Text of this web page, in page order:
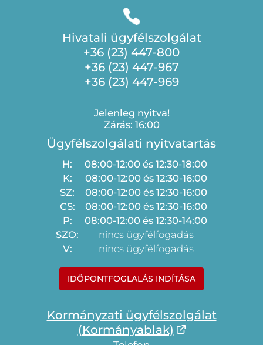
Hivatali ügyfélszolgálat
+36 (23) 447-800
+36 (23) 447-967
+36 (23) 447-969
Jelenleg nyitva!
Zárás: 16:00
Ügyfélszolgálati nyitvatartás
H:
08:00-12:00 és 12:30-18:00
K:
08:00-12:00 és 12:30-16:00
SZ:
08:00-12:00 és 12:30-16:00
CS:
08:00-12:00 és 12:30-16:00
P:
08:00-12:00 és 12:30-14:00
SZO:
nincs ügyfélfogadás
V:
nincs ügyfélfogadás
IDŐPONTFOGLALÁS INDÍTÁSA
Kormányzati ügyfélszolgálat
(Kormányablak)